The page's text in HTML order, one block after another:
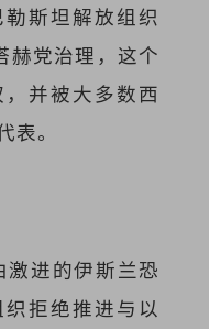
斯坦解放组织
赫党治理，这个
并被大多数西
。
进的伊斯兰恐
拒绝推进与以